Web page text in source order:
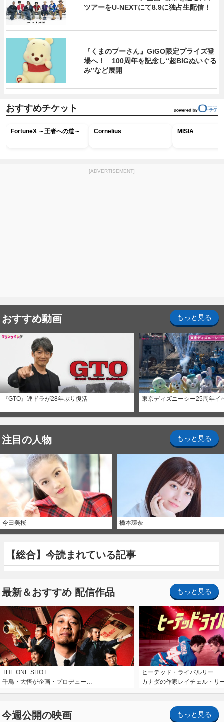
ツアーをU‐NEXTにて8.9に独占生配信！
『くまのプーさん』GiGO限定プライズ登
場へ！ 100周年を記念し“超BIGぬいぐる
み”など展開
おすすめチケット
FortuneX ～王者への道～ Cornelius MISIA
[ADVERTISEMENT]
おすすめ動画 もっと見る
『GTO』連ドラが28年ぶり復活 東京ディズニーシー25周年イ
注目の人物 もっと見る
今田美桜 橋本環奈
【総合】今読まれている記事
最新＆おすすめ 配信作品 もっと見る
THE ONE SHOT
千鳥・大悟が企画・プロデュー…
ヒーテッド・ライバルリー
カナダの作家レイチェル・リ
今週公開の映画 もっと見る